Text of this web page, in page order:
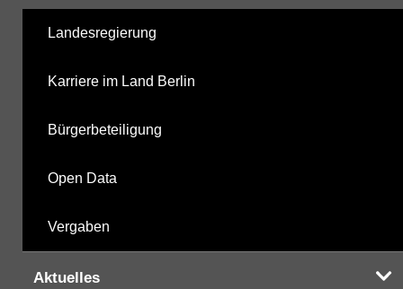
Landesregierung
Karriere im Land Berlin
Bürgerbeteiligung
Open Data
Vergaben
Aktuelles